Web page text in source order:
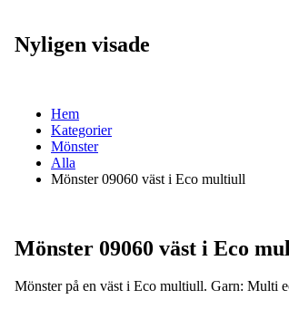
Nyligen visade
Hem
Kategorier
Mönster
Alla
Mönster 09060 väst i Eco multiull
Mönster 09060 väst i Eco
Mönster på en väst i Eco multiull. Garn: Multi